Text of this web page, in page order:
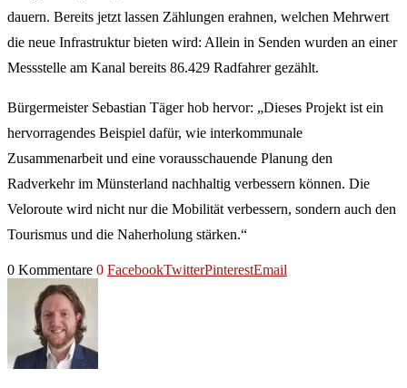
dauern. Bereits jetzt lassen Zählungen erahnen, welchen Mehrwert
die neue Infrastruktur bieten wird: Allein in Senden wurden an einer
Messstelle am Kanal bereits 86.429 Radfahrer gezählt.
Bürgermeister Sebastian Täger hob hervor: „Dieses Projekt ist ein
hervorragendes Beispiel dafür, wie interkommunale
Zusammenarbeit und eine vorausschauende Planung den
Radverkehr im Münsterland nachhaltig verbessern können. Die
Veloroute wird nicht nur die Mobilität verbessern, sondern auch den
Tourismus und die Naherholung stärken.“
0 Kommentare 0 FacebookTwitterPinterestEmail